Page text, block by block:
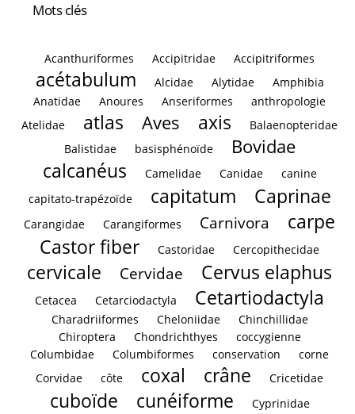
Mots clés
Acanthuriformes Accipitridae Accipitriformes
acétabulum Alcidae Alytidae
Amphibia
Anatidae
Anoures Anseriformes
anthropologie
Atelidae
atlas Aves axis
Balaenopteridae
Balistidae
basisphénoïde Bovidae
calcanéus Camelidae Canidae
canine
capitato-trapézoïde
capitatum Caprinae
Carangidae Carangiformes Carnivora
carpe
Castor fiber
Castoridae Cercopithecidae
cervicale Cervidae Cervus elaphus
Cetacea Cetarciodactyla Cetartiodactyla
Charadriiformes Cheloniidae
Chinchillidae
Chiroptera
Chondrichthyes
coccygienne
Columbidae
Columbiformes conservation
corne
Corvidae
côte coxal crâne Cricetidae
cuboïde cunéiforme
Cyprinidae